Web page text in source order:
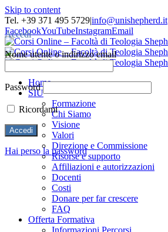
Skip to content
Tel. +39 371 495 5729|info@unishepherd.it
FacebookYouTubeInstagramEmail
Home
SIU
Formazione
Chi Siamo
Visione
Valori
Direzione e Commissione
Risorse e supporto
Affiliazioni e autorizzazioni
Docenti
Costi
Donare per far crescere
FAQ
Offerta Formativa
Informazioni Percorsi
Accedi
Nome utente o indirizzo email
Password
Ricordami
Hai perso la password